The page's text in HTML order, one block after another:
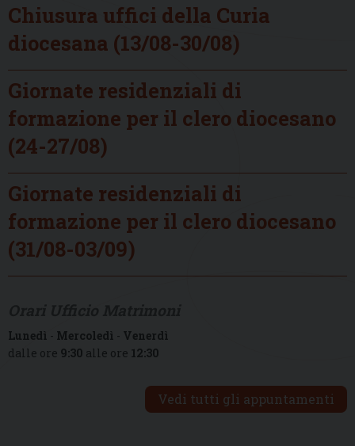
Chiusura uffici della Curia
diocesana (13/08-30/08)
Giornate residenziali di
formazione per il clero diocesano
(24-27/08)
Giornate residenziali di
formazione per il clero diocesano
(31/08-03/09)
Lunedì - Mercoledì - Venerdì
dalle ore 9:30 alle ore 12:30
Vedi tutti gli appuntamenti